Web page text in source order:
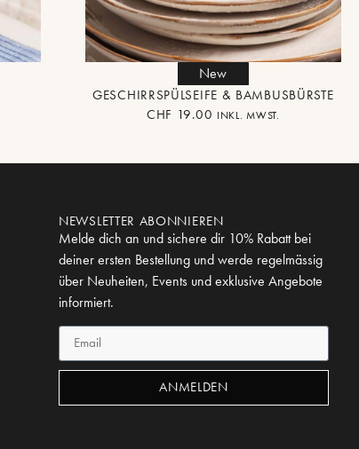
New
GESCHIRRSPÜLSEIFE & BAMBUSBÜRSTE
CHF 19.00 INKL. MWST.
NEWSLETTER ABONNIEREN
Melde dich an und sichere dir 10% Rabatt bei
deiner ersten Bestellung und werde regelmässig
über Neuheiten, Events und exklusive Angebote
informiert.
ANMELDEN